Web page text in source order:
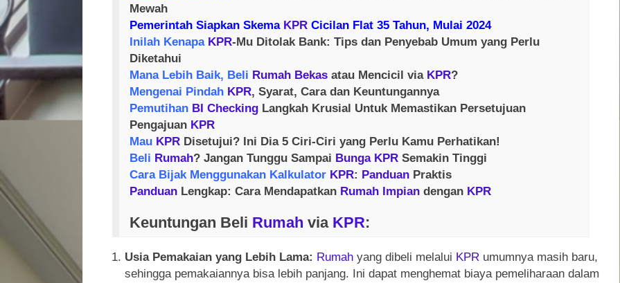
Mewah
Pemerintah Siapkan Skema KPRCicilan Flat 35 Tahun, Mulai 2024
Inilah Kenapa KPR-Mu Ditolak Bank: Tips dan Penyebab Umum yang Perlu
Diketahui
Mana Lebih Baik, Beli Rumah Bekasatau Mencicil via KPR?
Mengenai Pindah KPR, Syarat, Cara dan Keuntungannya
Pemutihan BI CheckingLangkah Krusial Untuk Memastikan Persetujuan
Pengajuan KPR
Mau KPRDisetujui? Ini Dia 5 Ciri-Ciri yang Perlu Kamu Perhatikan!
Beli Rumah? Jangan Tunggu Sampai Bunga KPRSemakin Tinggi
Cara Bijak Menggunakan Kalkulator KPR: PanduanPraktis
PanduanLengkap: Cara Mendapatkan Rumah Impiandengan KPR
Keuntungan Beli Rumah via KPR:
Usia Pemakaian yang Lebih Lama: Rumah yang dibeli melalui KPR umumnya masih baru,
sehingga pemakaiannya bisa lebih panjang. Ini dapat menghemat biaya pemeliharaan dalam